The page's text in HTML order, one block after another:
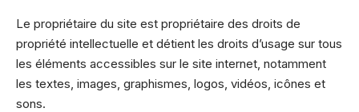
Le propriétaire du site est propriétaire des droits de
propriété intellectuelle et détient les droits d’usage sur tous
les éléments accessibles sur le site internet, notamment
les textes, images, graphismes, logos, vidéos, icônes et
sons.